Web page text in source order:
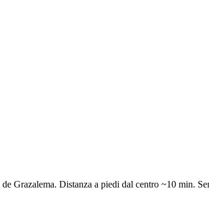
Grazalema. Distanza a piedi dal centro ~10 min.